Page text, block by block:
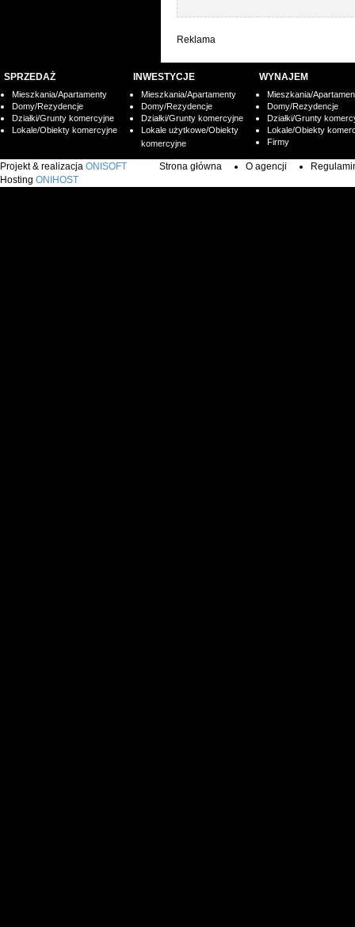
Reklama
SPRZEDAŻ
Mieszkania/Apartamenty
Domy/Rezydencje
Działki/Grunty komercyjne
Lokale/Obiekty komercyjne
INWESTYCJE
Mieszkania/Apartamenty
Domy/Rezydencje
Działki/Grunty komercyjne
Lokale użytkowe/Obiekty
komercyjne
WYNAJEM
Mieszkania/
Domy/Rezydencje
Działki/Grunty
Lokale/Obiekty
Firmy
Projekt & realizacja ONISOFT
Hosting ONIHOST
Strona główna O agencji